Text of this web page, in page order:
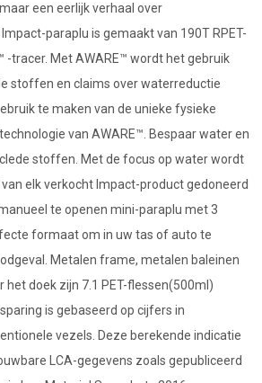
een eerlijk verhaal over
paraplu is gemaakt van 190T RPET-
-tracer. Met AWARE™ wordt het gebruik
stoffen en claims over waterreductie
te maken van de unieke fysieke
van AWARE™. Bespaar water en
stoffen. Met de focus op water wordt
elk verkocht Impact-product gedoneerd
te openen mini-paraplu met 3
formaat om in uw tas of auto te
Metalen frame, metalen baleinen
het doek zijn 7.1 PET-flessen(500ml)
is gebaseerd op cijfers in
vezels. Deze berekende indicatie
LCA-gegevens zoals gepubliceerd